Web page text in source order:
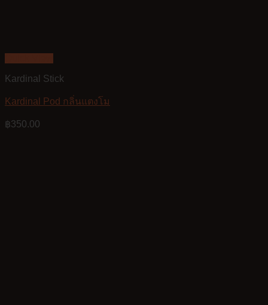
Kardinal Stick
Kardinal Pod กลิ่นแตงโม
฿350.00